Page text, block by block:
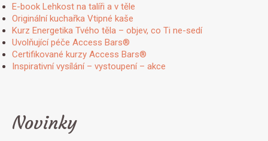
E-book Lehkost na talíři a v těle
Originální kuchařka Vtipné kaše
Kurz Energetika Tvého těla – objev, co Ti ne-sedí
Uvolňující péče Access Bars®
Certifikované kurzy Access Bars®
Inspirativní vysílání – vystoupení – akce
Novinky